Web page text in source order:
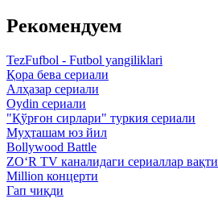
Рекомендуем
TezFufbol - Futbol yangiliklari
Қора бева сериали
Алҳазар сериали
Oydin сериали
"Қўрғон сирлари" туркия сериали
Муҳташам юз йил
Bollywood Battle
ZO‘R TV каналидаги сериаллар вақти
Million концерти
Гап чиқди